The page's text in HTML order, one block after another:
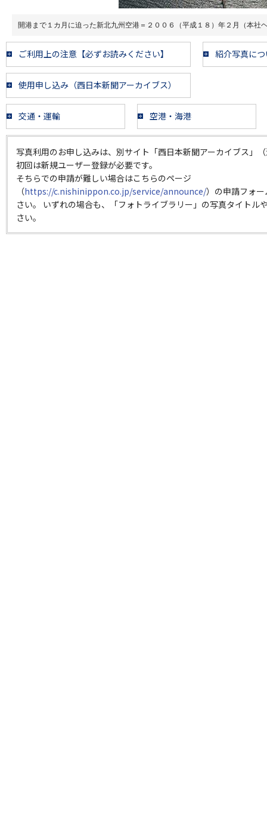
開港まで１カ月に迫った新北九州空港＝２００６（平成１８）年２月（本社
ご利用上の注意【必ずお読みください】 紹介写真に
使用申し込み（西日本新聞アーカイブス）
交通・運輸 空港・海港
写真利用のお申し込みは、別サイト「西日本新聞アーカイブス」
初回は新規ユーザー登録が必要です。
そちらでの申請が難しい場合はこちらのページ
（https://c.nishinippon.co.jp/service/announce/）の申請フォ
さい。 いずれの場合も、「フォトライブラリー」の写真タイトル
さい。